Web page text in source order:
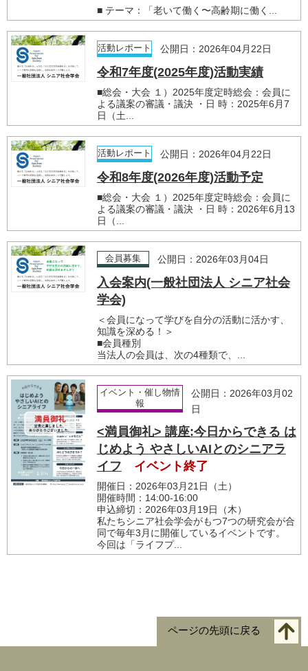
■ テーマ：「老いて働く〜高齢期に働く...
活動レポート 公開日：2026年04月22日
令和7年度(2025年度)活動実績
■総会・大会 １）2025年度定時総会：会員に
よる議案の審議・議決 ・日 時：2025年6月7
日（土...
活動レポート 公開日：2026年04月22日
令和8年度(2026年度)活動予定
■総会・大会 １）2025年度定時総会：会員に
よる議案の審議・議決 ・日 時：2026年6月13
日（...
会員募集 公開日：2026年03月04日
入会案内(一般社団法人 シニア社会
学会)
＜会員になって学びを自分の活動に活かす、
知識を深める！＞
■会員種別
当法人の会員は、次の4種類で、...
イベント・催し物情
報
公開日：2026年03月02
日
<満員御礼> 講座:今日からできる は
じめよう やさしいAIとのシニアラ
イフ
イベント終了
開催日：2026年03月21日（土）
開催時間：14:00-16:00
申込締切：2026年03月19日（木）
私たちシニア社会学会がもつ7つの研究会が合
同で毎年3月に開催しているイベントです。
今回は「ライフプ...
ページの先頭に戻る